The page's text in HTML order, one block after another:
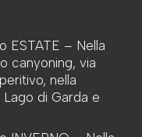
ESTATE – Nella
canyoning, via
nella
di Garda e